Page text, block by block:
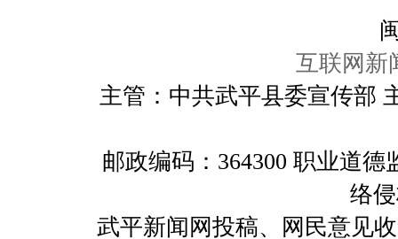
互联网新
主管：中共武平县委宣传部
邮政编码：364300 职业道
络
武平新闻网投稿、网民意见